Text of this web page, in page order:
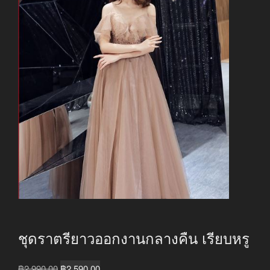
ชุดราตรียาวออกงานกลางคืน เรียบหรู